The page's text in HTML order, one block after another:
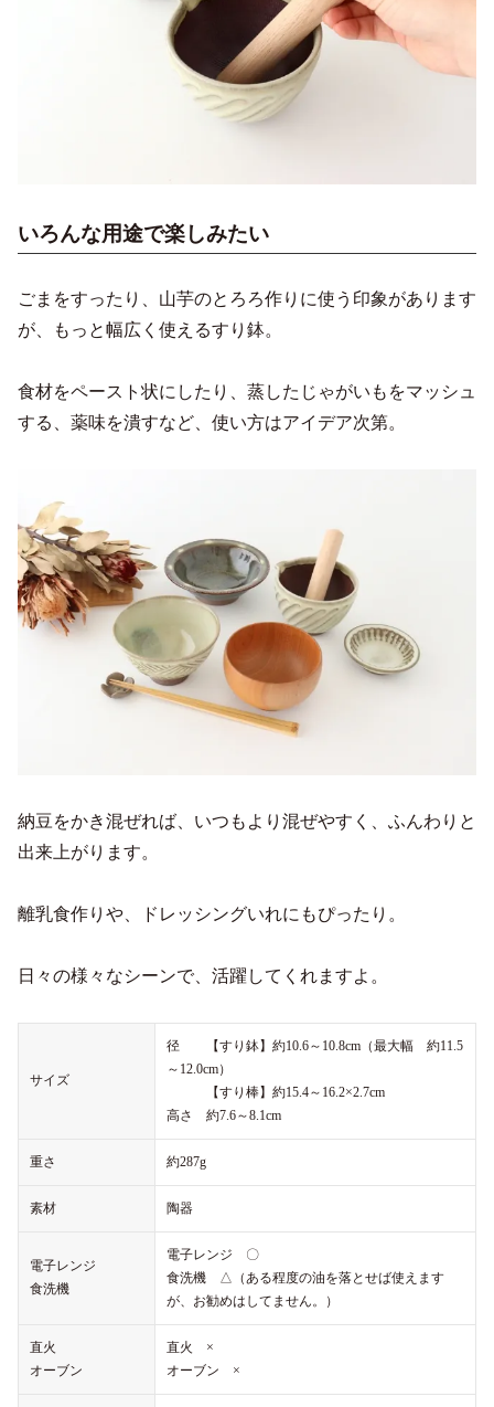
いろんな用途で楽しみたい
ごまをすったり、山芋のとろろ作りに使う印象があります
が、もっと幅広く使えるすり鉢。
食材をペースト状にしたり、蒸したじゃがいもをマッシュ
する、薬味を潰すなど、使い方はアイデア次第。
納豆をかき混ぜれば、いつもより混ぜやすく、ふんわりと
出来上がります。
離乳食作りや、ドレッシングいれにもぴったり。
日々の様々なシーンで、活躍してくれますよ。
サイズ
径 【すり鉢】約10.6～10.8cm（最大幅 約11.5
～12.0cm）
【すり棒】約15.4～16.2×2.7cm
高さ 約7.6～8.1cm
重さ 約287g
素材 陶器
電子レンジ
食洗機
電子レンジ 〇
食洗機 △（ある程度の油を落とせば使えます
が、お勧めはしてません。）
直火
オーブン
直火 ×
オーブン ×